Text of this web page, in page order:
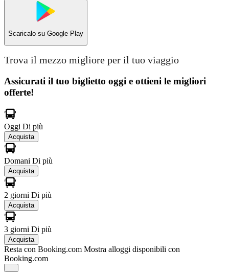
Scaricalo su Google Play
Trova il mezzo migliore per il tuo viaggio
Assicurati il ​​tuo biglietto oggi e ottieni le migliori
offerte!
Oggi Di più
Acquista
Domani Di più
Acquista
2 giorni Di più
Acquista
3 giorni Di più
Acquista
Resta con Booking.com Mostra alloggi disponibili con
Booking.com